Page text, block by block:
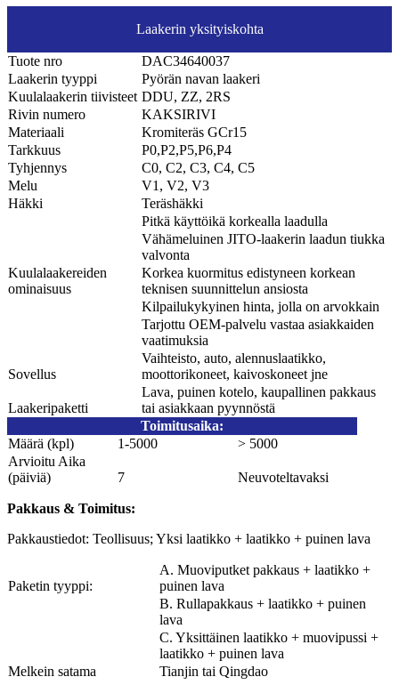
Laakerin yksityiskohta
Tuote nro
DAC34640037
Laakerin tyyppi
Pyörän navan laakeri
Kuulalaakerin tiivisteet DDU, ZZ, 2RS
Rivin numero
KAKSIRIVI
Materiaali
Kromiteräs GCr15
Tarkkuus
P0,P2,P5,P6,P4
Tyhjennys
C0, C2, C3, C4, C5
Melu
V1, V2, V3
Häkki
Teräshäkki
Kuulalaakereiden
ominaisuus
Pitkä käyttöikä korkealla laadulla
Vähämeluinen JITO-laakerin laadun tiukka
valvonta
Korkea kuormitus edistyneen korkean
teknisen suunnittelun ansiosta
Kilpailukykyinen hinta, jolla on arvokkain
Tarjottu OEM-palvelu vastaa asiakkaiden
vaatimuksia
Sovellus
Vaihteisto, auto, alennuslaatikko,
moottorikoneet, kaivoskoneet jne
Laakeripaketti
Lava, puinen kotelo, kaupallinen pakkaus
tai asiakkaan pyynnöstä
Toimitusaika:
Määrä (kpl)
1-5000
> 5000
Arvioitu Aika
(päiviä)
7 Neuvoteltavaksi
Pakkaus & Toimitus:
Pakkaustiedot: Teollisuus; Yksi laatikko + laatikko + puinen lava
Paketin tyyppi:
A. Muoviputket pakkaus + laatikko +
puinen lava
B. Rullapakkaus + laatikko + puinen
lava
C. Yksittäinen laatikko + muovipussi +
laatikko + puinen lava
Melkein satama
Tianjin tai Qingdao